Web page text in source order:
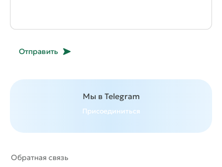
Отправить
Мы в Telegram
Присоединиться
Обратная связь